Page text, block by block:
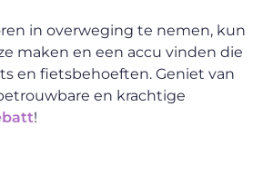
in overweging te nemen, kun
maken en een accu vinden die
en fietsbehoeften. Geniet van
en krachtige
!